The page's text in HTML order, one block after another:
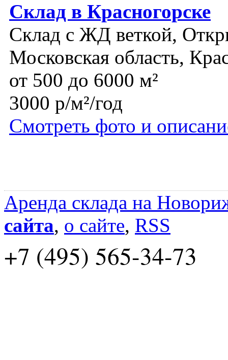
Склад в Красногорске
Склад с ЖД веткой,
Московская область,
от 500 до 6000 м²
3000 р/м²/год
Смотреть фото и
Аренда склада на
сайта, о сайте, RSS
+7 (495) 565-34-73